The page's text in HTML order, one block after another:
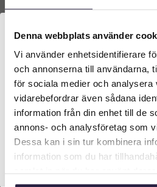
Denna webbplats använder
Vi använder enhetsidentifierare
och annonserna till användarna,
för sociala medier och analysera
vidarebefordrar även sådana
information från din enhet till de
annons- och analysföretag som
Dessa kan i sin tur kombinera
information som du har
Dekoration | Figur stor
kanin med guld krage
Ø18x50cm
Från:799kr
Lägg till i varukorg
Välkommen till
Vilken typ av kund är du? Du
längst upp på
Företagskund
Privatkund (inkl.